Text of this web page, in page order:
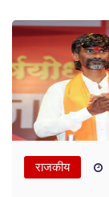
राजकीय